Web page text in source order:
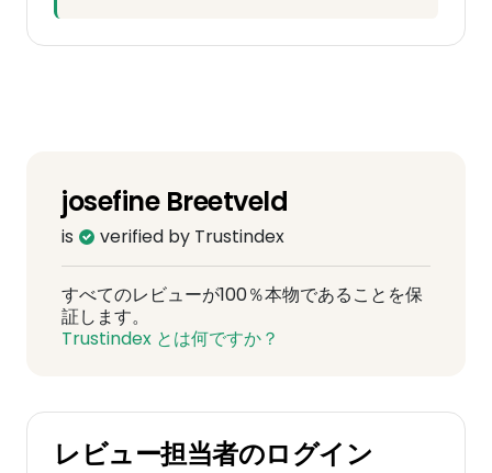
josefine Breetveld
is verified by Trustindex
すべてのレビューが100％本物であることを保
証します。
Trustindex とは何ですか？
レビュー担当者のログイン